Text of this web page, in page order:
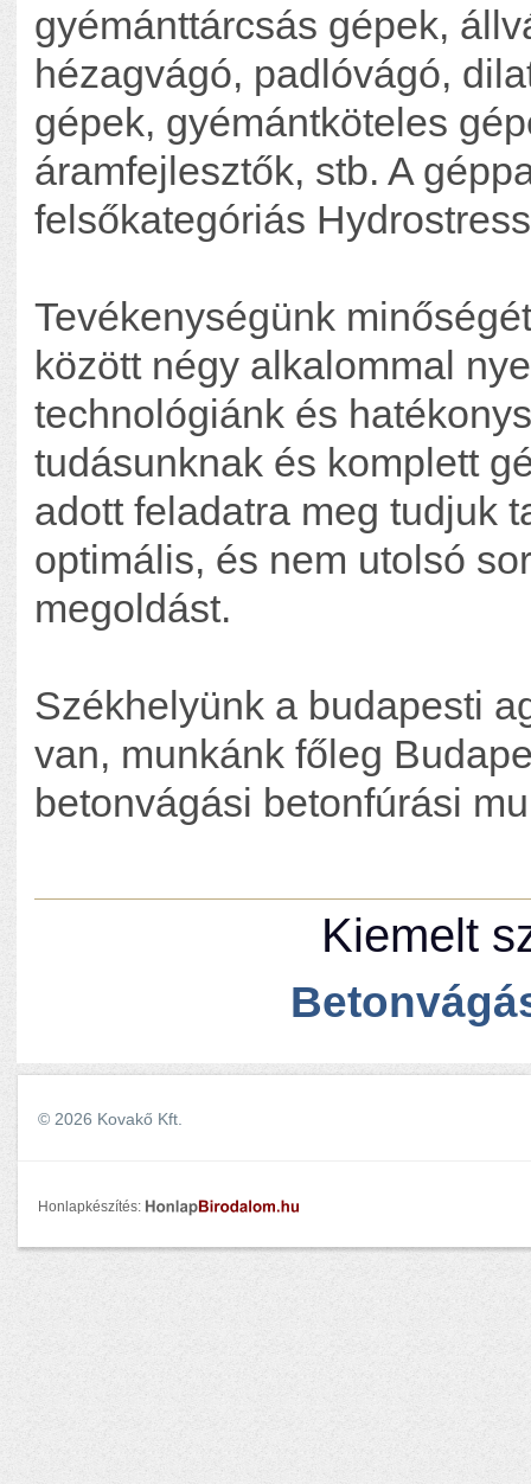
gyémánttárcsás gépek,
hézagvágó, padlóvágó,
gépek, gyémántköteles
áramfejlesztők, stb. A
felsőkategóriás
Tevékenységünk
között négy alkalommal
technológiánk és
tudásunknak és komplett
adott feladatra meg tudjuk
optimális, és nem utolsó
megoldást.
Székhelyünk a budapesti
van, munkánk főleg
betonvágási betonfúrási
Kiemelt
© 2026 Kovakő Kft.
Honlapkészítés: